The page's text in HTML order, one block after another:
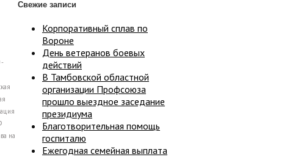
Свежие записи
Корпоративный сплав по
Вороне
День ветеранов боевых
действий
В Тамбовской областной
организации Профсоюза
прошло выездное заседание
президиума
Благотворительная помощь
госпиталю
Ежегодная семейная выплата
на